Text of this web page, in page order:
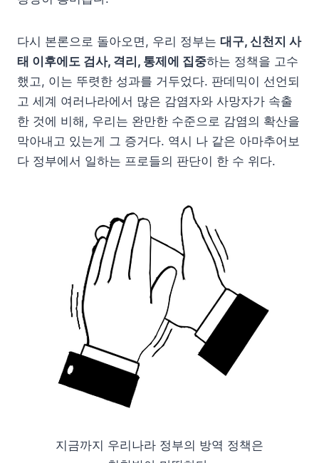
다시 본론으로 돌아오면, 우리 정부는 대구, 신천지 사
태 이후에도 검사, 격리, 통제에 집중하는 정책을 고수
했고, 이는 뚜렷한 성과를 거두었다. 판데믹이 선언되
고 세계 여러나라에서 많은 감염자와 사망자가 속출
한 것에 비해, 우리는 완만한 수준으로 감염의 확산을
막아내고 있는게 그 증거다. 역시 나 같은 아마추어보
다 정부에서 일하는 프로들의 판단이 한 수 위다.
지금까지 우리나라 정부의 방역 정책은